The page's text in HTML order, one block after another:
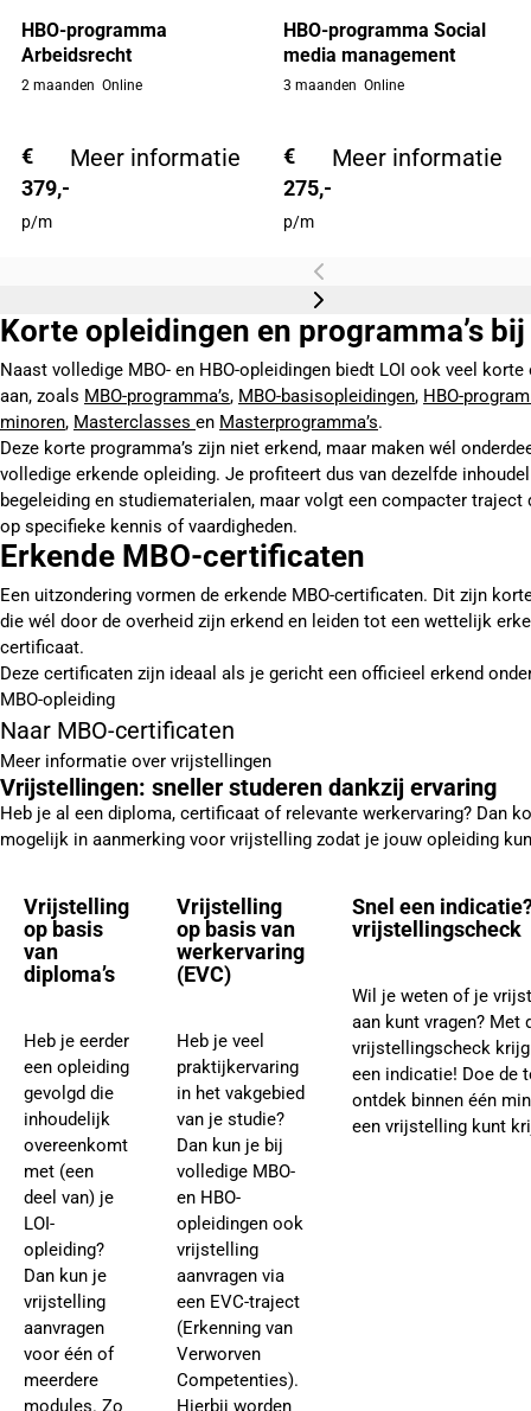
HBO-programma
Arbeidsrecht
2 maanden Online
€
379,-
p/m
Meer informatie
HBO-programma Social
media management
3 maanden Online
€
275,-
p/m
Meer informatie
Korte opleidingen en programma’s bij
Naast volledige MBO- en HBO-opleidingen biedt LOI ook veel korte
aan, zoals MBO-programma’s, MBO-basisopleidingen, HBO-
minoren, Masterclasses en Masterprogramma’s.
Deze korte programma’s zijn niet erkend, maar maken wél
volledige erkende opleiding. Je profiteert dus van dezelfde
begeleiding en studiematerialen, maar volgt een compacter traject
op specifieke kennis of vaardigheden.
Erkende MBO-certificaten
Een uitzondering vormen de erkende MBO-certificaten. Dit zijn
die wél door de overheid zijn erkend en leiden tot een wettelijk
certificaat.
Deze certificaten zijn ideaal als je gericht een officieel erkend
MBO-opleiding
Naar MBO-certificaten
Meer informatie over vrijstellingen
Vrijstellingen: sneller studeren dankzij ervaring
Heb je al een diploma, certificaat of relevante werkervaring? Dan
mogelijk in aanmerking voor vrijstelling zodat je jouw opleiding
Vrijstelling
op basis
van
diploma’s
Heb je eerder
een opleiding
gevolgd die
inhoudelijk
overeenkomt
met (een
deel van) je
LOI-
opleiding?
Dan kun je
vrijstelling
aanvragen
voor één of
meerdere
modules. Zo
Vrijstelling
op basis van
werkervaring
(EVC)
Heb je veel
praktijkervaring
in het vakgebied
van je studie?
Dan kun je bij
volledige MBO-
en HBO-
opleidingen ook
vrijstelling
aanvragen via
een EVC-traject
(Erkenning van
Verworven
Competenties).
Hierbij worden
Snel een
vrijstellingscheck
Wil je weten of je
aan kunt vragen? Met
vrijstellingscheck
een indicatie! Doe de
ontdek binnen één
een vrijstelling kunt